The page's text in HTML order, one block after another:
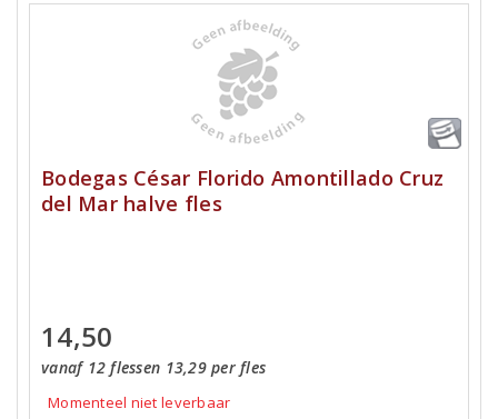
Bodegas César Florido Amontillado Cruz
del Mar halve fles
14,50
vanaf 12 flessen 13,29 per fles
Momenteel niet leverbaar